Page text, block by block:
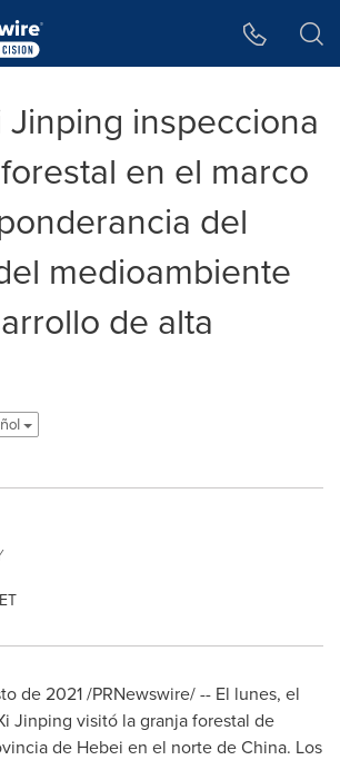
Jinping inspecciona
en el marco
del
medioambiente
de alta
de 2021 /PRNewswire/ -- El lunes, el
Jinping visitó la granja forestal de
de Hebei en el norte deChina. Los